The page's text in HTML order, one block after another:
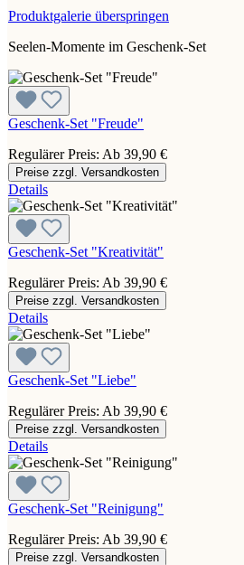
Produktgalerie überspringen
Seelen-Momente im Geschenk-Set
Geschenk-Set "Freude"
Regulärer Preis: Ab 39,90 €
Preise zzgl. Versandkosten
Details
Geschenk-Set "Kreativität"
Regulärer Preis: Ab 39,90 €
Preise zzgl. Versandkosten
Details
Geschenk-Set "Liebe"
Regulärer Preis: Ab 39,90 €
Preise zzgl. Versandkosten
Details
Geschenk-Set "Reinigung"
Regulärer Preis: Ab 39,90 €
Preise zzgl. Versandkosten